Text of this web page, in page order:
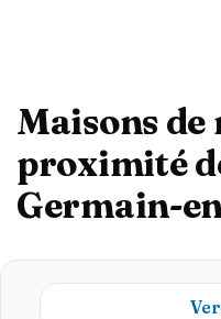
Maisons
proximité
Germain-